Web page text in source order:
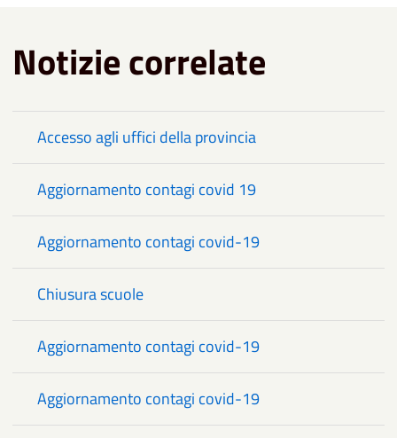
Notizie correlate
Accesso agli uffici della provincia
Aggiornamento contagi covid 19
Aggiornamento contagi covid-19
Chiusura scuole
Aggiornamento contagi covid-19
Aggiornamento contagi covid-19